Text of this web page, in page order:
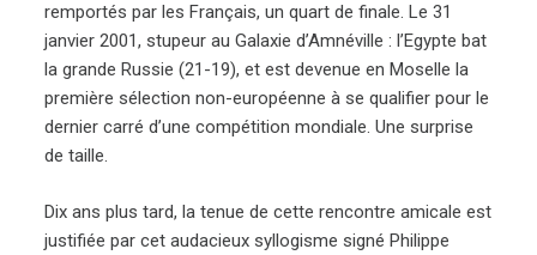
remportés par les Français, un quart de finale. Le 31
janvier 2001, stupeur au Galaxie d’Amnéville : l’Egypte bat
la grande Russie (21-19), et est devenue en Moselle la
première sélection non-européenne à se qualifier pour le
dernier carré d’une compétition mondiale. Une surprise
de taille.
Dix ans plus tard, la tenue de cette rencontre amicale est
justifiée par cet audacieux syllogisme signé Philippe